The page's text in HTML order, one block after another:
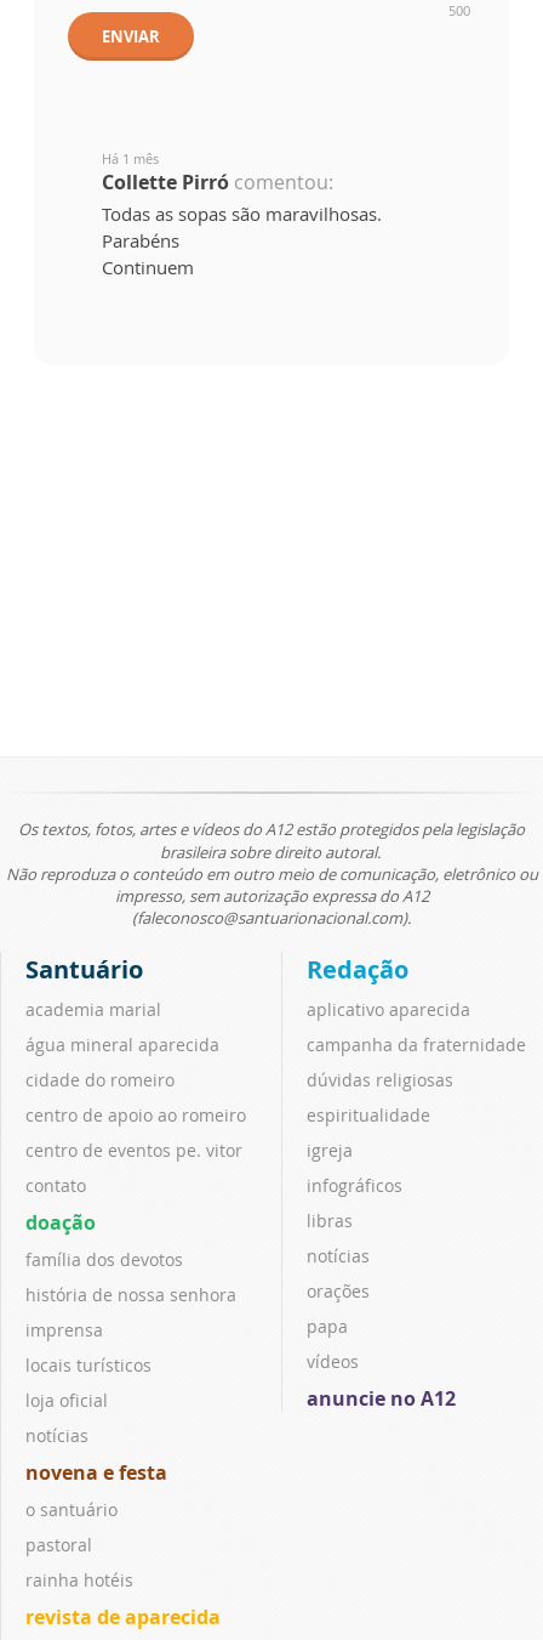
500
ENVIAR
Há 1 mês
Collette Pirró comentou:
Todas as sopas são maravilhosas.
Parabéns
Continuem
Os textos, fotos, artes e vídeos do A12 estão protegidos pela legislação
brasileira sobre direito autoral.
Não reproduza o conteúdo em outro meio de comunicação, eletrônico ou
impresso, sem autorização expressa do A12
(faleconosco@santuarionacional.com).
Santuário
academia marial
água mineral aparecida
cidade do romeiro
centro de apoio ao romeiro
centro de eventos pe. vitor
contato
doação
família dos devotos
história de nossa senhora
imprensa
locais turísticos
loja oficial
notícias
novena e festa
o santuário
pastoral
rainha hotéis
revista de aparecida
Redação
aplicativo aparecida
campanha da fraternidade
dúvidas religiosas
espiritualidade
igreja
infográficos
libras
notícias
orações
papa
vídeos
anuncie no A12